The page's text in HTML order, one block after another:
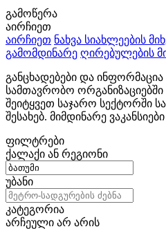
გამოწერა
აირჩიეთ
აირჩიეთ ნახვა სიახლეების
გამომდინარე ღირებულების
განცხადებები და ინფორმაცია
სამთავრობო
შეიტყვეთ საჯარო სექტორში
შესახებ. მიმდინარე
ფილტრები
ქალაქი ან რეგიონი
უბანი
კატეგორია
არჩეული არ არის